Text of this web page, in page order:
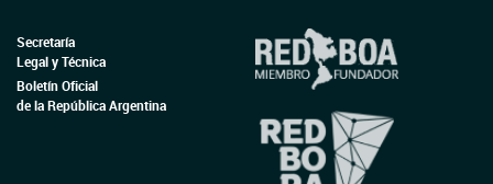
Secretaría
Legal y Técnica
Boletín Oficial
de la República Argentina